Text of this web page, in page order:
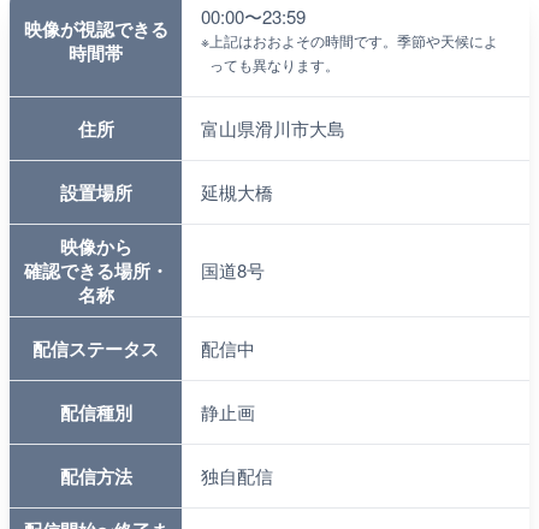
映像が視認できる
時間帯
00:00〜23:59
※ 上記はおおよその時間です。季節や天候によ
っても異なります。
住所 富山県滑川市大島
設置場所 延槻大橋
映像から
確認できる場所・
名称
国道8号
配信ステータス 配信中
配信種別 静止画
配信方法 独自配信